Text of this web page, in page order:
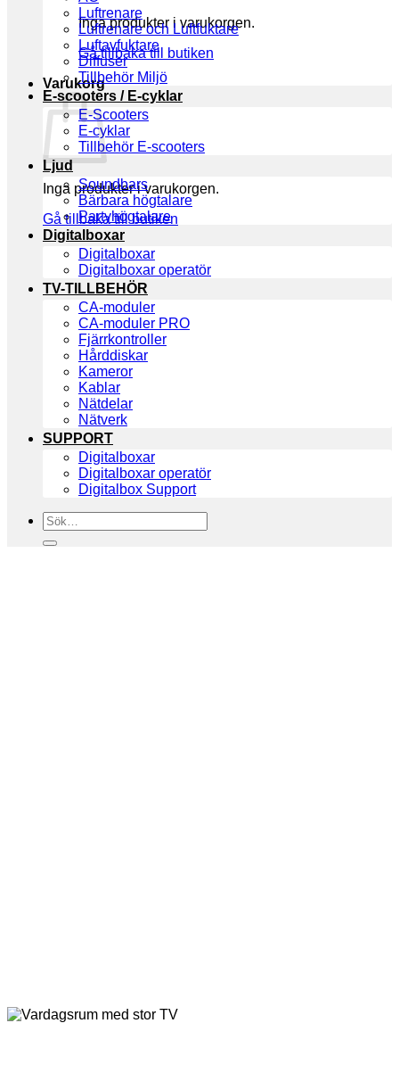
Inga produkter i varukorgen.
Gå tillbaka till butiken
Varukorg
Inga produkter i varukorgen.
Gå tillbaka till butiken
Luftrenare
Luftrenare och Luftfuktare
Luftavfuktare
Diffuser
Tillbehör Miljö
E-scooters / E-cyklar
E-Scooters
E-cyklar
Tillbehör E-scooters
Ljud
Soundbars
Bärbara högtalare
Partyhögtalare
Digitalboxar
Digitalboxar
Digitalboxar operatör
TV-TILLBEHÖR
CA-moduler
CA-moduler PRO
Fjärrkontroller
Hårddiskar
Kameror
Kablar
Nätdelar
Nätverk
SUPPORT
Digitalboxar
Digitalboxar operatör
Digitalbox Support
Sök
efter: